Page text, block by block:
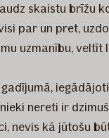
skaistu brīžu
par un pret,
uzmanību, veltīt
nereti ir
nevis kā jūtošu